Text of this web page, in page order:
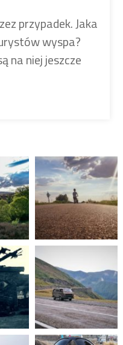
przypadek. Jaka
wyspa?
na niej jeszcze